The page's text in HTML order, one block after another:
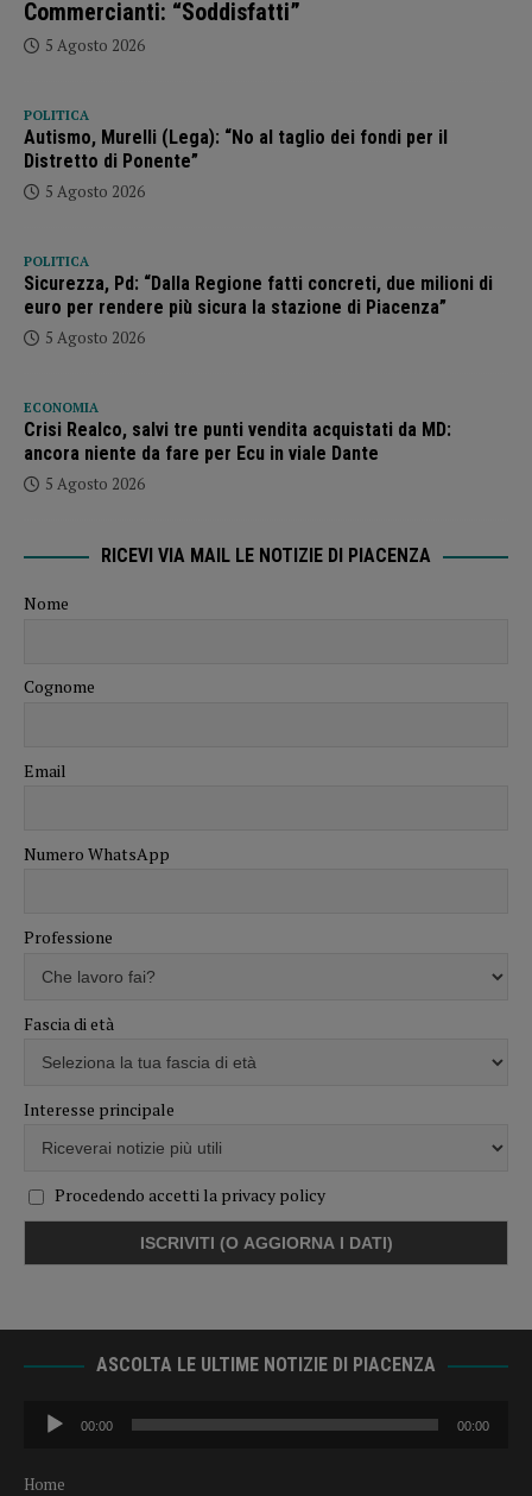
Commercianti: “Soddisfatti”
5 Agosto 2026
POLITICA
Autismo, Murelli (Lega): “No al taglio dei fondi per il
Distretto di Ponente”
5 Agosto 2026
POLITICA
Sicurezza, Pd: “Dalla Regione fatti concreti, due milioni di
euro per rendere più sicura la stazione di Piacenza”
5 Agosto 2026
ECONOMIA
Crisi Realco, salvi tre punti vendita acquistati da MD:
ancora niente da fare per Ecu in viale Dante
5 Agosto 2026
RICEVI VIA MAIL LE NOTIZIE DI PIACENZA
Nome
Cognome
Email
Numero WhatsApp
Professione
Fascia di età
Interesse principale
Procedendo accetti la privacy policy
ASCOLTA LE ULTIME NOTIZIE DI PIACENZA
Audio
Player
00:00 00:00
Home